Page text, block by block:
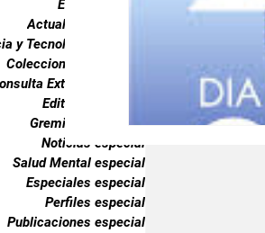
Endocrinología
Actualidad especial
y Tecnología especial
Coleccionable especial
Externa especial
Editorial especial
Gremiales especial
Noticias especial
Salud Mental especial
Especiales especial
Perfiles especial
Publicaciones especial
Gremiales especial
Publicaciones especial